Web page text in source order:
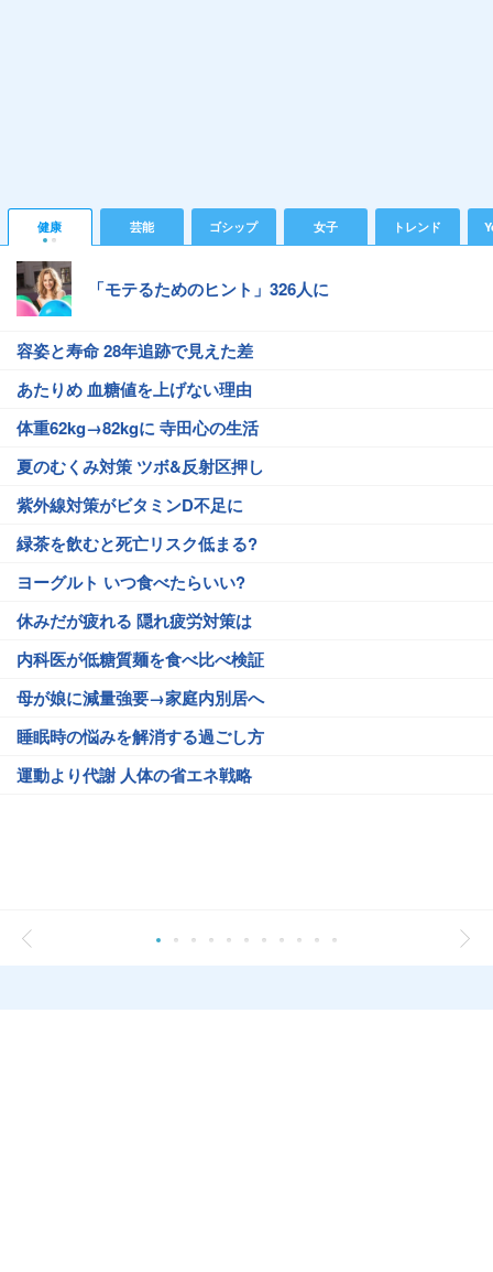
健康 芸能 ゴシップ 女子 トレンド
「モテるためのヒント」326人に
容姿と寿命 28年追跡で見えた差
あたりめ 血糖値を上げない理由
体重62kg→82kgに 寺田心の生活
夏のむくみ対策 ツボ&反射区押し
紫外線対策がビタミンD不足に
緑茶を飲むと死亡リスク低まる?
ヨーグルト いつ食べたらいい?
休みだが疲れる 隠れ疲労対策は
内科医が低糖質麺を食べ比べ検証
母が娘に減量強要→家庭内別居へ
睡眠時の悩みを解消する過ごし方
運動より代謝 人体の省エネ戦略